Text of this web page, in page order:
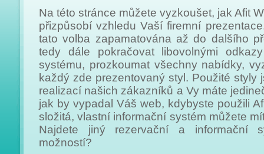
Na této stránce můžete vyzkoušet, jak Afit
přizpůsobí vzhledu Vaší firemní
tato volba zapamatována až do dalšího
tedy dále pokračovat libovolnými
systému, prozkoumat všechny nabídky,
každý zde prezentovaný styl. Použité styly
realizací našich zákazníků a Vy máte
jak by vypadal Váš web, kdybyste použili
složitá, vlastní informační systém můžete
Najdete jiný rezervační a informační
možností?